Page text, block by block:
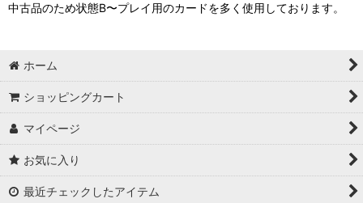
中古品のため状態B〜プレイ用のカードを多く使用しております。
ホーム
ショッピングカート
マイページ
お気に入り
最近チェックしたアイテム